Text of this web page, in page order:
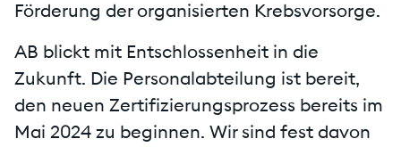
Förderung der organisierten Krebsvorsorge.
AB blickt mit Entschlossenheit in die
Zukunft. Die Personalabteilung ist bereit,
den neuen Zertifizierungsprozess bereits im
Mai 2024 zu beginnen. Wir sind fest davon